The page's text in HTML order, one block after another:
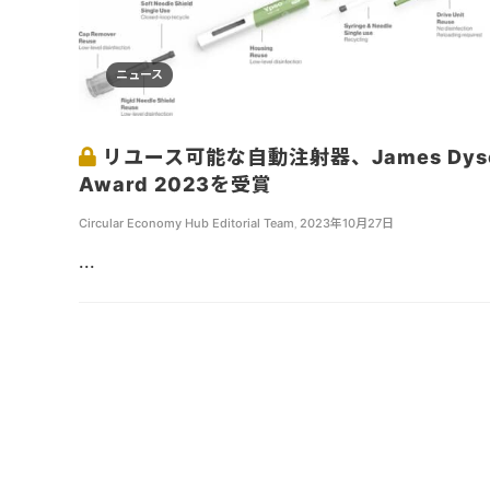
ニュース
リユース可能な自動注射器、James
Award 2023を受賞
Circular Economy Hub Editorial Team 2023年10月27日
...